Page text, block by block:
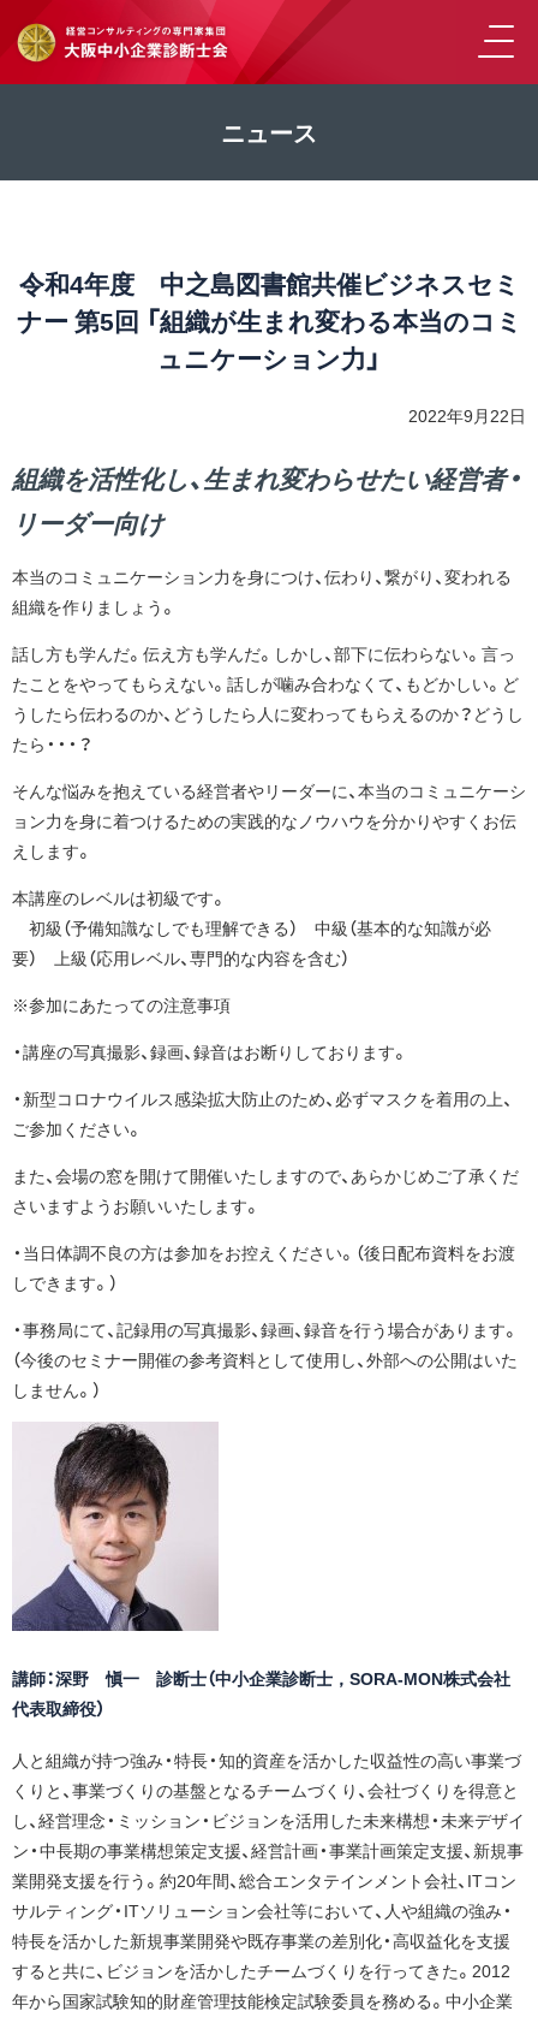
ニュース
令和4年度 中之島図書館共催ビジネスセミ
ナー 第5回 「組織が生まれ変わる本当のコミ
ュニケーション力」
2022年9月22日
組織を活性化し、生まれ変わらせたい経営者・
リーダー向け
本当のコミュニケーション力を身につけ、伝わり、繋がり、変われる
組織を作りましょう。
話し方も学んだ。伝え方も学んだ。しかし、部下に伝わらない。言っ
たことをやってもらえない。話しが噛み合わなくて、もどかしい。ど
うしたら伝わるのか、どうしたら人に変わってもらえるのか？どうし
たら・・・？
そんな悩みを抱えている経営者やリーダーに、本当のコミュニケーシ
ョン力を身に着つけるための実践的なノウハウを分かりやすくお伝
えします。
本講座のレベルは初級です。
初級（予備知識なしでも理解できる） 中級（基本的な知識が必
要） 上級（応用レベル、専門的な内容を含む）
※参加にあたっての注意事項
・講座の写真撮影、録画、録音はお断りしております。
・新型コロナウイルス感染拡大防止のため、必ずマスクを着用の上、
ご参加ください。
また、会場の窓を開けて開催いたしますので、あらかじめご了承くだ
さいますようお願いいたします。
・当日体調不良の方は参加をお控えください。（後日配布資料をお渡
しできます。）
・事務局にて、記録用の写真撮影、録画、録音を行う場合があります。
（今後のセミナー開催の参考資料として使用し、外部への公開はいた
しません。）
講師：深野 愼一 診断士（中小企業診断士，SORA-MON株式会社
代表取締役）
人と組織が持つ強み・特長・知的資産を活かした収益性の高い事業づ
くりと、事業づくりの基盤となるチームづくり、会社づくりを得意と
し、経営理念・ミッション・ビジョンを活用した未来構想・未来デザイ
ン・中長期の事業構想策定支援、経営計画・事業計画策定支援、新規事
業開発支援を行う。約20年間、総合エンタテインメント会社、ITコン
サルティング・ITソリューション会社等において、人や組織の強み・
特長を活かした新規事業開発や既存事業の差別化・高収益化を支援
すると共に、ビジョンを活かしたチームづくりを行ってきた。2012
年から国家試験知的財産管理技能検定試験委員を務める。中小企業